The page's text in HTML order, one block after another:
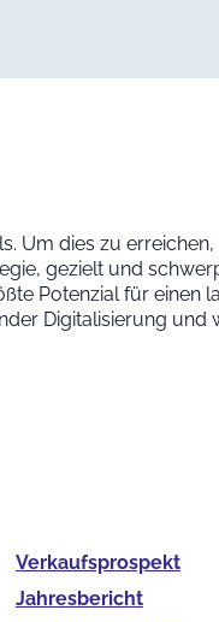
Um dies zu
gezielt und
Potenzial für einen
Digitalisierung und
Verkaufs­prospekt
Jahres­bericht